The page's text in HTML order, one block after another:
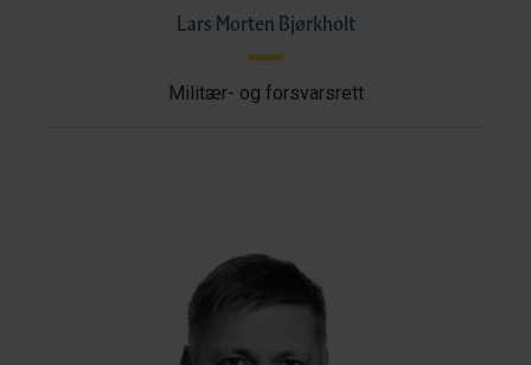
Lars Morten Bjørkholt
Militær- og forsvarsrett